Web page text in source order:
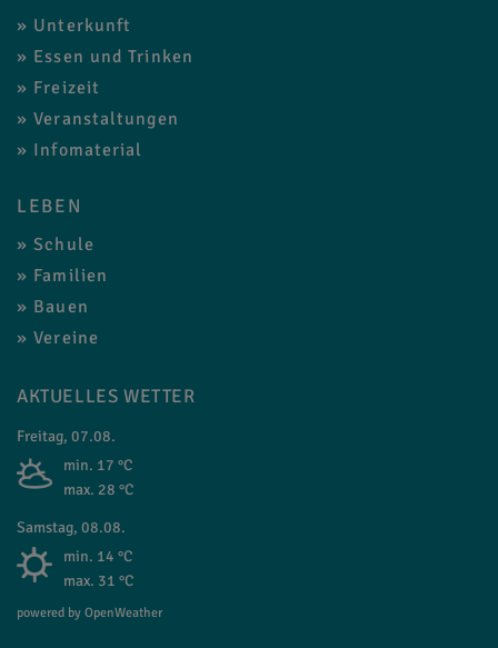
Unterkunft
Essen und Trinken
Freizeit
Veranstaltungen
Infomaterial
LEBEN
Schule
Familien
Bauen
Vereine
AKTUELLES WETTER
Freitag, 07.08.
min. 17 °C
max. 28 °C
Samstag, 08.08.
min. 14 °C
max. 31 °C
powered by OpenWeather